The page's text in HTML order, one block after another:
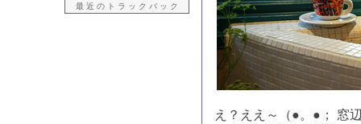
最 近 の ト ラ ッ ク バ ッ ク
え？ええ～（●。●； 窓